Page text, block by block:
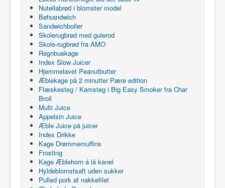
Nutellabrød i blomster model
Bøfsandwich
Sandwichboller
Skolerugbrød med gulerod
Skole-rugbrød fra AMO
Regnbuekage
Index Slow Juicer
Hjemmelavet Peanutbutter
Æblekage på 2 minutter Pære edition
Flæskesteg / Kamsteg i Big Easy Smoker fra Char
Broil
Multi Juice
Appelsin Juice
Æble Juice på juicer
Index Drikke
Kage Drømmemuffins
Frosting
Kage Æblehorn á lá kanel
Hyldeblomstsaft uden sukker
Pulled pork af nakkefilet